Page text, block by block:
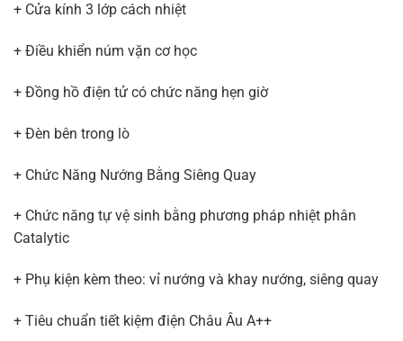
+ Cửa kính 3 lớp cách nhiệt
+ Điều khiển núm vặn cơ học
+ Đồng hồ điện tử có chức năng hẹn giờ
+ Đèn bên trong lò
+ Chức Năng Nướng Bằng Siêng Quay
+ Chức năng tự vệ sinh bằng phương pháp nhiệt phân
Catalytic
+ Phụ kiện kèm theo: vỉ nướng và khay nướng, siêng quay
+ Tiêu chuẩn tiết kiệm điện Châu Âu A++